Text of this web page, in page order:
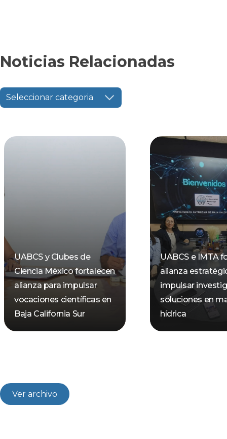
Noticias Relacionadas
Seleccionar categoria
UABCS y Clubes de
Ciencia México fortalecen
alianza para impulsar
vocaciones científicas en
Baja California Sur
UABCS e IMTA
alianza
impulsar
soluciones en
hídrica
Ver archivo